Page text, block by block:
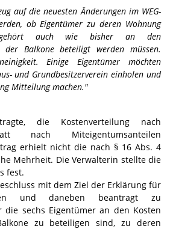
auf die neuesten Änderungen im WEG-
ob Eigentümer zu deren Wohnung
auch wie bisher an den
der Balkone beteiligt werden müssen.
Einige Eigentümer möchten
und Grundbesitzerverein einholen und
Mitteilung machen."
die Kostenverteilung nach
nach Miteigentumsanteilen
erhielt nicht die nach § 16 Abs. 4
Mehrheit. Die Verwalterin stellte die
fest.
mit dem Ziel der Erklärung für
und daneben beantragt zu
die sechs Eigentümer an den Kosten
zu beteiligen sind, zu deren